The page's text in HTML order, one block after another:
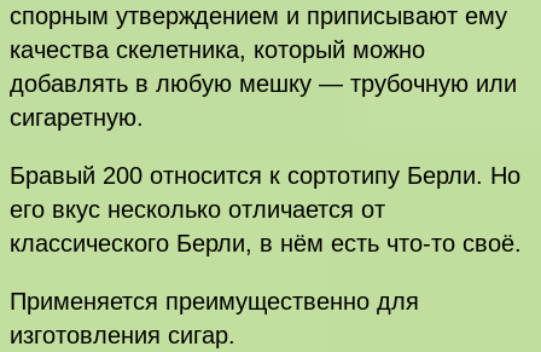
спорным утверждением и приписывают ему
качества скелетника, который можно
добавлять в любую мешку — трубочную или
сигаретную.
Бравый 200 относится к сортотипу Берли. Но
его вкус несколько отличается от
классического Берли, в нём есть что-то своё.
Применяется преимущественно для
изготовления сигар.